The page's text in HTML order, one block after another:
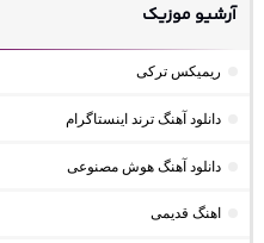
آرشیو موزیک
ریمیکس ترکی
دانلود آهنگ ترند اینستاگرام
دانلود آهنگ هوش مصنوعی
اهنگ قدیمی